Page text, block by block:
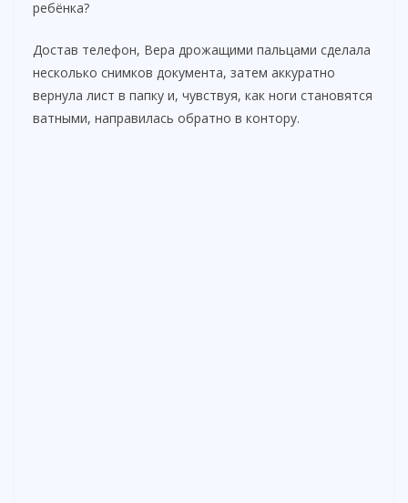
ребёнка?
Достав телефон, Вера дрожащими пальцами сделала
несколько снимков документа, затем аккуратно
вернула лист в папку и, чувствуя, как ноги становятся
ватными, направилась обратно в контору.